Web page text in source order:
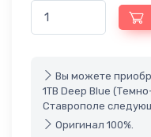
Вы можете
1TB Deep Blue
Ставрополе
Оригинал 100%.